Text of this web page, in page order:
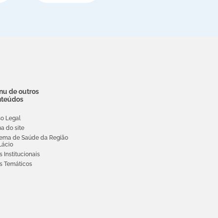
de outros
Legal
do site
de Saúde da Região
Institucionais
Temáticos